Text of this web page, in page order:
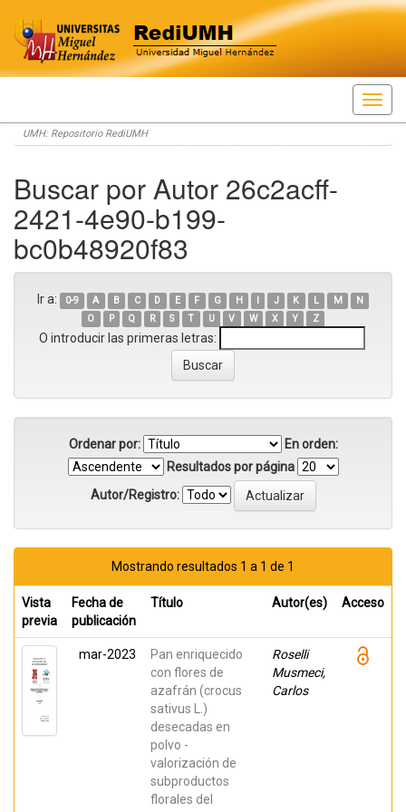
Skip
navigation
UMH: Repositorio RediUMH
Buscar por Autor 26c2acff-
2421-4e90-b199-
bc0b48920f83
Ir a: 0-9 A B C D E F G H I J K L M
N
O
P Q R S T U V W X Y Z
O introducir las primeras letras:
Ordenar por:
En orden:
Resultados por página
Autor/Registro:
Mostrando resultados 1 a 1 de 1
Vista
previa
Fecha de
publicación
Título Autor(es) Acceso
mar-2023
Pan enriquecido
con flores de
azafrán (crocus
sativus L.)
desecadas en
polvo -
valorización de
subproductos
florales del
Roselli
Musmeci,
Carlos